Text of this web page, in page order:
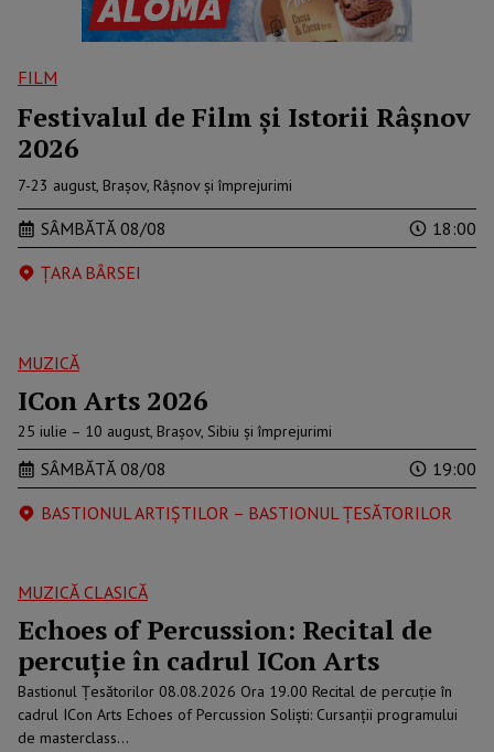
FILM
Festivalul de Film şi Istorii Râşnov
2026
7-23 august, Brașov, Râșnov și împrejurimi
SÂMBĂTĂ 08/08
18:00
ȚARA BÂRSEI
MUZICĂ
ICon Arts 2026
25 iulie – 10 august, Brașov, Sibiu și împrejurimi
SÂMBĂTĂ 08/08
19:00
BASTIONUL ARTIȘTILOR – BASTIONUL ŢESĂTORILOR
MUZICĂ CLASICĂ
Echoes of Percussion: Recital de
percuție în cadrul ICon Arts
Bastionul Țesătorilor 08.08.2026 Ora 19.00 Recital de percuție în
cadrul ICon Arts Echoes of Percussion Soliști: Cursanții programului
de masterclass…